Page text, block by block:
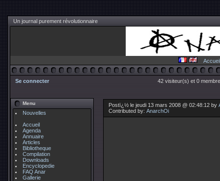
Un journal purement révolutionnaire
Accueil
Se connecter 42 visiteur(s) et 0
Menu
Nouvelles
Accueil
Agenda
Annuaire
Articles
Bibliotheque
Compilation
Downloads
Encyclopedie
FAQ Anar
Gallerie
Postï¿½ le jeudi 13 mars 2008 @ 02:48:12 by
Contributed by: AnarchOi